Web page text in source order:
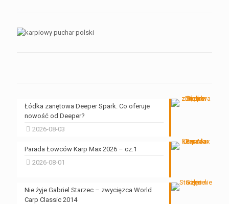
Łódka zanętowa Deeper Spark. Co oferuje
nowość od Deeper?
2026-08-03
Parada Łowców Karp Max 2026 – cz.1
2026-08-01
Nie żyje Gabriel Starzec – zwycięzca World
Carp Classic 2014